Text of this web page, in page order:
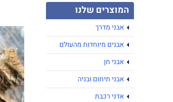
המוצרים שלנו
אבני מדרך
אבנים מיוחדות מהעולם
אבני חן
אבני תיחום ובניה
אדני רכבת